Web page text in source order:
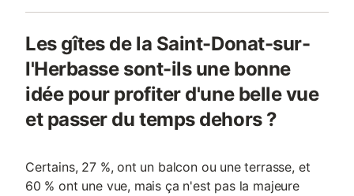
Les gîtes de la Saint-Donat-sur-
l'Herbasse sont-ils une bonne
idée pour profiter d'une belle vue
et passer du temps dehors ?
Certains, 27 %, ont un balcon ou une terrasse, et
60 % ont une vue, mais ça n'est pas la majeure